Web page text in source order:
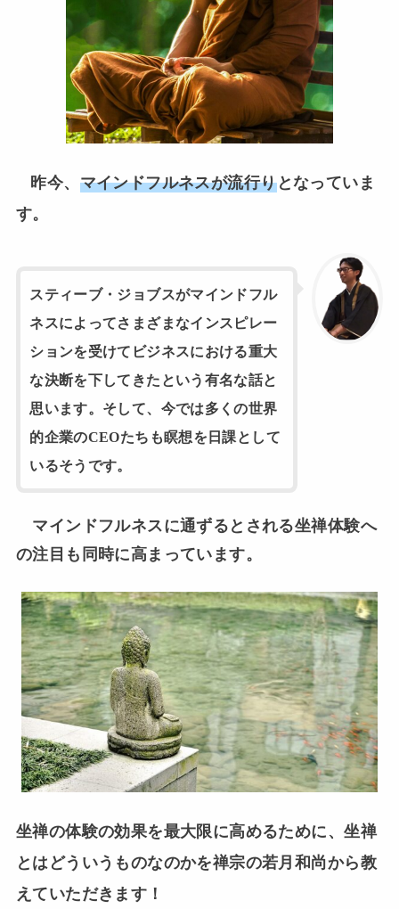
昨今、 マインドフルネスが流行りとなっていま
す。
スティーブ・ジョブスがマインドフル
ネスによってさまざまなインスピレー
ションを受けてビジネスにおける重大
な決断を下してきたという有名な話と
思います。そして、今では多くの世界
的企業のCEOたちも瞑想を日課として
いるそうです。
マインドフルネスに通ずるとされる坐禅体験へ
の注目も同時に高まっています。
坐禅の体験の効果を最大限に高めるために、坐禅
とはどういうものなのかを禅宗の若月和尚から教
えていただきます！